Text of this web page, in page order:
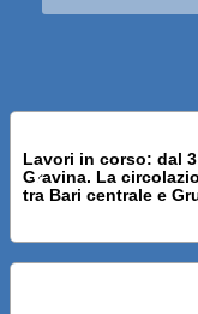
Lavori in corso: dal
Gravina. La
tra Bari centrale e
PRESENTATI A
Previous news